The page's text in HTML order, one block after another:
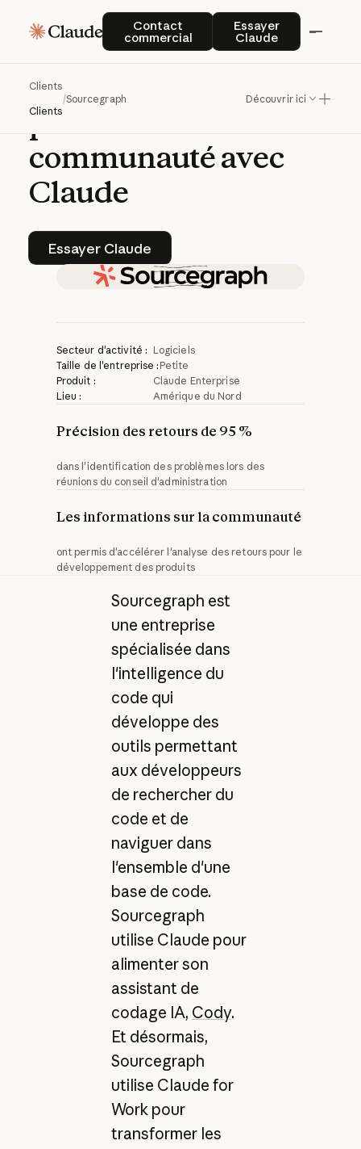
Contact
commercial
Contact commercial
Essayer
Claude
Essayer Claude
Clients
Clients
/Sourcegraph Découvrir ici
Sourcegraph
optimiseles
informations
surles
produits
communautéavec
Claude
Essayer Claude
Essayer Claude
Secteur d'activité : Logiciels
Taille de l'entreprise : Petite
Produit :
Claude Enterprise
Lieu :
Amérique du Nord
Précision des retours de 95 %
dans l'identification des problèmes lors des
réunions du conseil d'administration
Les informations sur la communauté
ont permis d'accélérer l'analyse des retours pour le
développement des produits
Sourcegraph est
une entreprise
spécialisée dans
l'intelligence du
code qui
développe des
outils permettant
aux développeurs
de rechercher du
code et de
naviguer dans
l'ensemble d'une
base de code.
Sourcegraph
utilise Claude pour
alimenter son
assistant de
codage IA, Cody.
Et désormais,
Sourcegraph
utilise Claude for
Work pour
transformer les